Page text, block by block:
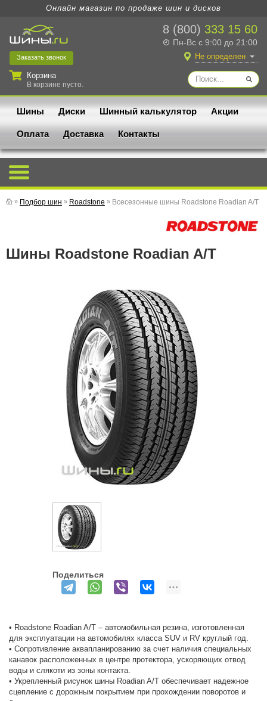
Онлайн магазин по продаже шин и дисков
8 (800) 333 15 60
Пн-Вс с 9:00 до 21:00
Заказать звонок
Корзина
В корзине пусто.
Не определен
Шины Диски Шинный калькулятор Акции
Оплата Доставка Контакты
» Подбор шин » Roadstone » Всесезонные шины Roadstone Roadian A/T
Шины Roadstone Roadian A/T
Поделиться
• Roadstone Roadian A/T – автомобильная резина, изготовленная
для эксплуатации на автомобилях класса SUV и RV круглый год.
• Сопротивление аквапланированию за счет наличия специальных
канавок расположенных в центре протектора, ускоряющих отвод
воды и слякоти из зоны контакта.
• Укрепленный рисунок шины Roadian A/T обеспечивает надежное
сцепление с дорожным покрытием при прохождении поворотов и